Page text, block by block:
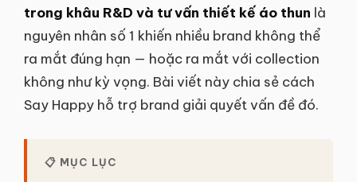
trong khâu R&D và tư vấn thiết kế áo thun là
nguyên nhân số 1 khiến nhiều brand không thể
ra mắt đúng hạn — hoặc ra mắt với collection
không như kỳ vọng. Bài viết này chia sẻ cách
Say Happy hỗ trợ brand giải quyết vấn đề đó.
📋 MỤC LỤC